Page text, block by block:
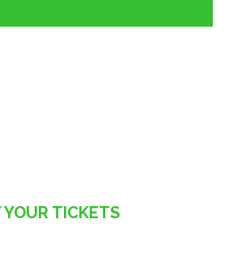
YOUR TICKETS